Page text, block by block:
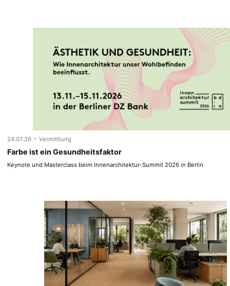
24.07.26 - Vermittlung
Farbe ist ein Gesundheitsfaktor
Keynote und Masterclass beim Innenarchitektur-Summit 2026 in Berlin